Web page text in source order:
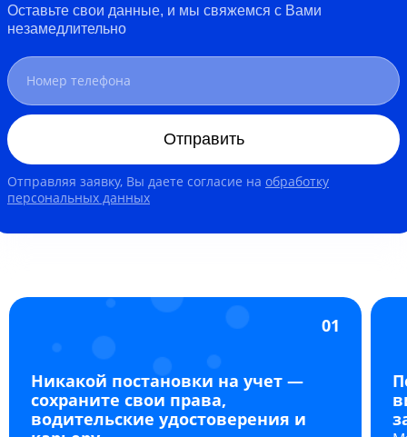
Оставьте свои данные, и мы свяжемся с Вами
незамедлительно
Отправить
Отправляя заявку, Вы даете согласие на обработку
персональных данных
01
Никакой постановки на учет —
сохраните свои права,
водительские удостоверения и